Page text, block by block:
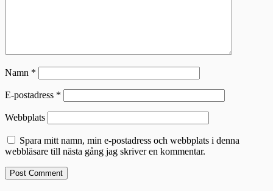
Namn *
E-postadress *
Webbplats
Spara mitt namn, min e-postadress och webbplats i denna
webbläsare till nästa gång jag skriver en kommentar.